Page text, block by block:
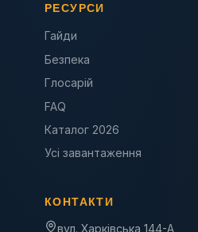
РЕСУРСИ
Гайди
Безпека
Глосарій
FAQ
Каталог 2026
Усі завантаження
КОНТАКТИ
вул. Харківська 144-А,